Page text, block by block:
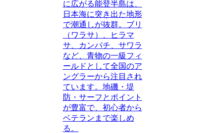
に広がる能登半島は、
日本海に突き出た地形
で潮通しが抜群。ブリ
（ワラサ）、ヒラマ
サ、カンパチ、サワラ
など、青物の一級フィ
ールドとして全国のア
ングラーから注目され
ています。地磯・堤
防・サーフとポイント
が豊富で、初心者から
ベテランまで楽しめ
る。